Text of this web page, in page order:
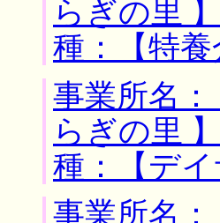
らぎの里
種：【特
事業所名
らぎの里
種：【デ
事業所名